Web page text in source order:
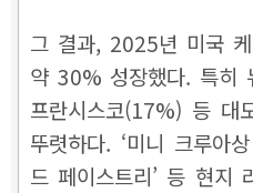
그 결과, 2025년 미국
약 30% 성장했다. 특히
프란시스코(17%) 등 대
뚜렷하다. ‘미니 크루아
드 페이스트리’ 등 현지